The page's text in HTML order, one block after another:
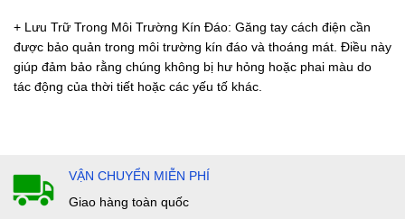
+ Lưu Trữ Trong Môi Trường Kín Đáo: Găng tay cách điện cần
được bảo quản trong môi trường kín đáo và thoáng mát. Điều này
giúp đảm bảo rằng chúng không bị hư hỏng hoặc phai màu do
tác động của thời tiết hoặc các yếu tố khác.
VẬN CHUYỂN MIỄN PHÍ
Giao hàng toàn quốc